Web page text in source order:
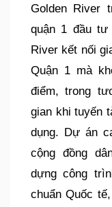
Golden River
quận 1 đầu tư
River kết nối
Quận 1 mà
điểm, trong
gian khi tuyến
dụng. Dự án
cộng đồng
dựng công
chuẩn Quốc